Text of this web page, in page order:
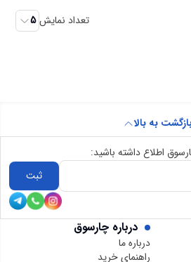
تعداد نمایش 5
درباره چارسوق
درباره ما
راهنمای خرید
به بالا
اطلاع داشته باشید:
ثبت